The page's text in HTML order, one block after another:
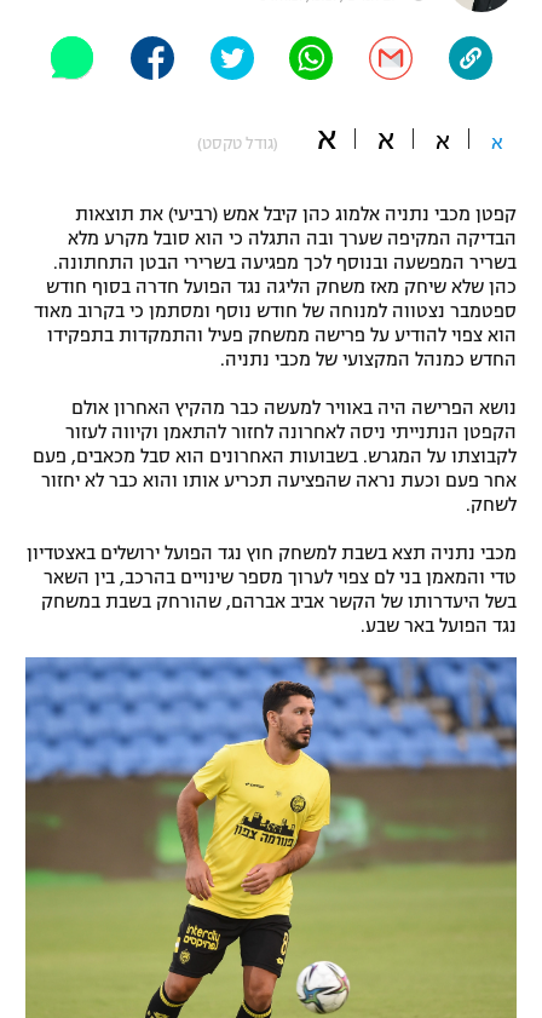
"מחצית בשכונה" – פודקאסט
תקנון עבור פעילות אלקטרה
תקנון עבור פעילות ספורט 1 – "מרלן"
גיימינג E-Sports
תנאי שימוש
מדיניות פרטיות
תקנון פעילות ספורט 1
רשיון להקרנה פומבית לבית עסק
הצטרפות לחבילת הערוצים
לוח דרושים – ג'ובנט
תגיות
אופניים
פוטבול אמריקאי NFL
בייסבול MLB
ספורט אתגרי ואקסטרים
אומנויות לחימה
גיימינג E-Sports
א א א א (גודל טקסט)
קפטן מכבי נתניה אלמוג כהן קיבל אמש (רביעי) את תוצאות
הבדיקה המקיפה שערך ובה התגלה כי הוא סובל מקרע מלא
בשריר המפשעה ובנוסף לכך מפגיעה בשרירי הבטן התחתונה.
כהן שלא שיחק מאז משחק הליגה נגד הפועל חדרה בסוף חודש
ספטמבר נצטווה למנוחה של חודש נוסף ומסתמן כי בקרוב מאוד
הוא צפוי להודיע על פרישה ממשחק פעיל והתמקדות בתפקידו
החדש כמנהל המקצועי של מכבי נתניה.
נושא הפרישה היה באוויר למעשה כבר מהקיץ האחרון אולם
הקפטן הנתנייתי ניסה לאחרונה לחזור להתאמן וקיווה לעזור
לקבוצתו על המגרש. בשבועות האחרונים הוא סבל מכאבים, פעם
אחר פעם וכעת נראה שהפציעה תכריע אותו והוא כבר לא יחזור
לשחק.
מכבי נתניה תצא בשבת למשחק חוץ נגד הפועל ירושלים באצטדיון
טדי והמאמן בני לם צפוי לערוך מספר שינויים בהרכב, בין השאר
בשל היעדרותו של הקשר אביב אברהם, שהורחק בשבת במשחק
נגד הפועל באר שבע.